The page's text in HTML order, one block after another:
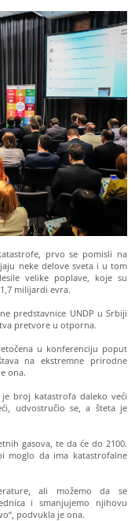
prvo se pomisli na
neke delove sveta i u tom
velike poplave, koje su
milijardi evra.
predstavnice UNDP u Srbiji
pretvore u otporna.
u konferenciju poput
na ekstremne prirodne
ona.
broj katastrofa daleko veći
udvostručio se, a šteta je
gasova, te da će do 2100.
moglo da ima katastrofalne
ali možemo da se
i smanjujemo njihovu
podvukla je ona.